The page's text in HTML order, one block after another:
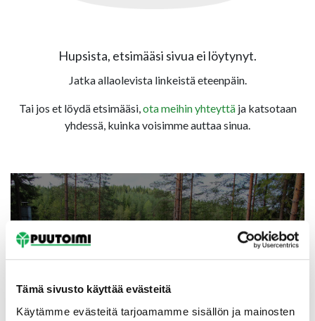
Tämä sivusto käyttää evästeitä
Käytämme evästeitä tarjoamamme sisällön ja mainosten
Hupsista, etsimääsi sivua ei löytynyt.
Jatka allaolevista linkeistä eteenpäin.
Tai jos et löydä etsimääsi,ota meihin yhteyttäja katsotaan
yhdessä, kuinka voisimme auttaa sinua.